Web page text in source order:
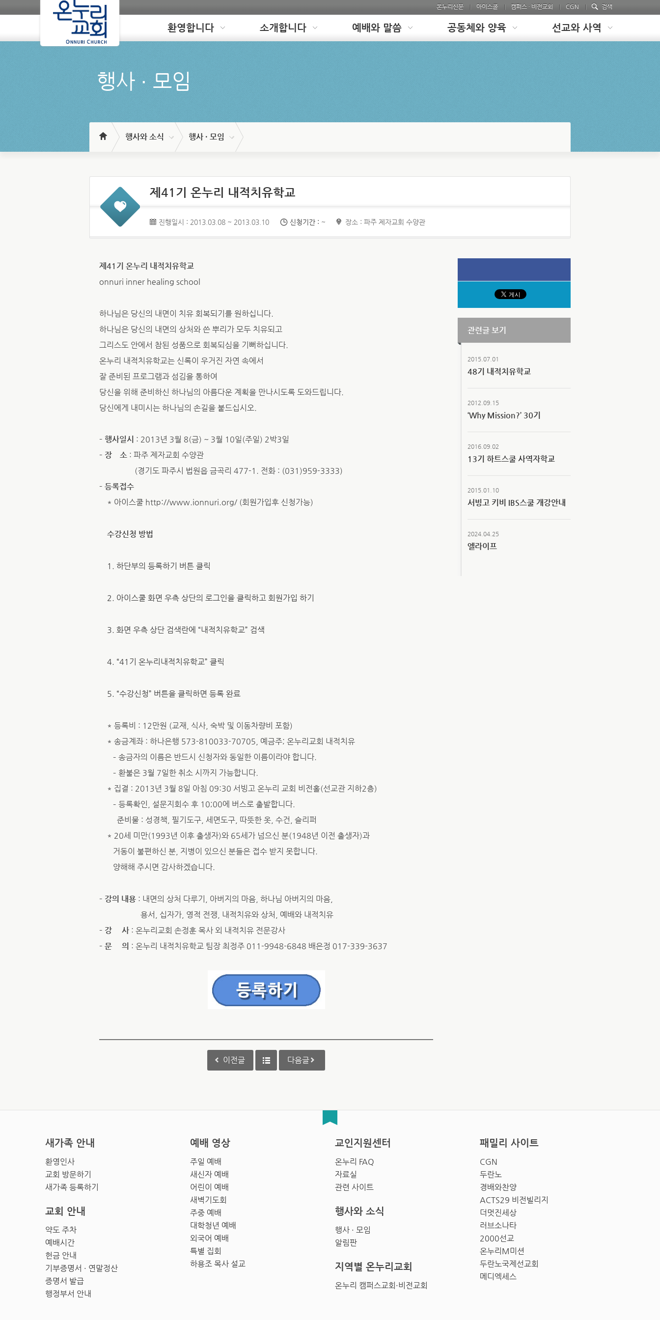
온누리신문 아이스쿨 캠퍼스 · 비전교회 CGN 검색
Loading 환영합니다 소개합니다 예배와 말씀 공동체와 양육 선교와 사역
행사 ∙ 모임
행사와 소식 행사 · 모임
제41기 온누리 내적치유학교
진행일시 : 2013.03.08 ~ 2013.03.10 신청기간 : ~ 장소 : 파주 제자교회 수양관
제41기 온누리 내적치유학교
onnuri inner healing school
하나님은 당신의 내면이 치유 회복되기를 원하십니다.
하나님은 당신의 내면의 상처와 쓴 뿌리가 모두 치유되고
그리스도 안에서 참된 성품으로 회복되심을 기뻐하십니다.
온누리 내적치유학교는 신록이 우거진 자연 속에서
잘 준비된 프로그램과 섬김을 통하여
당신을 위해 준비하신 하나님의 아름다운 계획을 만나시도록 도와드립니다.
당신에게 내미시는 하나님의 손길을 붙드십시오.
– 행사일시 : 2013년 3월 8(금) ~ 3월 10일(주일) 2박3일
– 장 소 : 파주 제자교회 수양관
(경기도 파주시 법원읍 금곡리 477-1. 전화 : (031)959-3333)
– 등록접수
* 아이스쿨 http://www.ionnuri.org/ (회원가입후 신청가능)
수강신청 방법
1. 하단부의 등록하기 버튼 클릭
2. 아이스쿨 화면 우측 상단의 로그인을 클릭하고 회원가입 하기
3. 화면 우측 상단 검색란에 “내적치유학교” 검색
4. “41 기 온누리내적치유학교” 클릭
5. “수강신청” 버튼을 클릭하면 등록 완료
* 등록비 : 12만원 (교재, 식사, 숙박 및 이동차량비 포함)
* 송금계좌 : 하나은행 573-810033-70705, 예금주; 온누리교회 내적치유
– 송금자의 이름은 반드시 신청자와 동일한 이름이라야 합니다.
– 환불은 3월 7일한 취소 시까지 가능합니다.
* 집결 : 2013년 3월 8일 아침 09:30 서빙고 온누리 교회 비전홀(선교관 지하2층)
– 등록확인, 설문지회수 후 10;00에 버스로 출발합니다.
준비물 : 성경책, 필기도구, 세면도구, 따뜻한 옷, 수건, 슬리퍼
* 20세 미만(1993년 이후 출생자)와 65세가 넘으신 분(1948년 이전 출생자)과
거동이 불편하신 분, 지병이 있으신 분들은 접수 받지 못합니다.
양해해 주시면 감사하겠습니다.
– 강의 내용 : 내면의 상처 다루기, 아버지의 마음, 하나님 아버지의 마음,
용서, 십자가, 영적 전쟁, 내적치유와 상처, 예배와 내적치유
– 강 사 : 온누리교회 손정훈 목사 외 내적치유 전문강사
– 문 의 : 온누리 내적치유학교 팀장 최정주 011-9948-6848 배은정 017-339-3637
이전글 다음글
관련글 보기
2015.07.01
48기 내적치유학교
2012.09.15
‘Why Mission?’ 30기
2016.09.02
13기 하트스쿨 사역자학교
2015.01.10
서빙고 키비 IBS스쿨 개강안내
2024.04.25
엘라이프
새가족 안내
환영인사
교회 방문하기
새가족 등록하기
예배 영상
주일 예배
새신자 예배
어린이 예배
새벽기도회
주중 예배
대학청년 예배
외국어 예배
특별 집회
하용조 목사 설교
교인지원센터
온누리 FAQ
자료실
관련 사이트
패밀리 사이트
CGN
두란노
경배와찬양
ACTS29 비전빌리지
더멋진세상
러브소나타
2000선교
온누리M미션
두란노국제선교회
메디엑세스
교회 안내
약도 주차
예배시간
헌금 안내
기부증명서 · 연말정산
증명서 발급
행정부서 안내
행사와 소식
행사 · 모임
알림판
지역별 온누리교회
온누리 캠퍼스교회·비전교회